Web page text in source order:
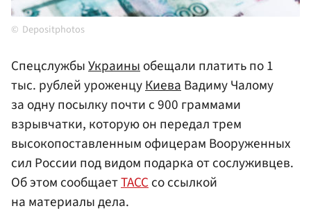
Depositphotos
СпецслужбыУкраиныобещали платить по 1
тыс. рублей уроженцуКиеваВадиму Чалому
за одну посылку почти с 900 граммами
взрывчатки, которую он передал трем
высокопоставленным офицерам Вооруженных
сил России под видом подарка от сослуживцев.
Об этом сообщаетТАССсо ссылкой
на материалы дела.